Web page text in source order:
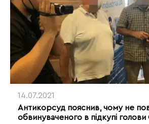
14.07.2021
Антикорсуд пояснив, чому не
обвинуваченого в підкупі